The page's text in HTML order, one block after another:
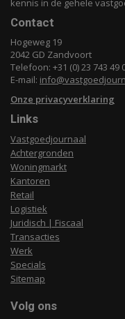
kennis in de gehele
Contact
Hogeweg 19
2042 GD Zandvoort
Telefoon: +31 (0) 23 743 49
E-mail:
Onze privacyverklaring
Links
Vastgoedjournaal
Achtergronden
Woningmarkt
Kantoren
Retail
Logistiek
Juridisch | Fiscaal
Transacties
Werk
Specials
Sitemap
Volg ons